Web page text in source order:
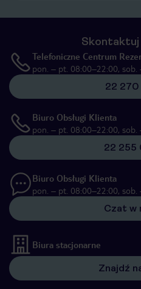
Skontaktuj
Telefoniczne Centrum
pon. – pt. 08:00–22:00, sob.
22 270
Biuro Obsługi Klienta
pon. – pt. 08:00–22:00, sob.
22 255
Biuro Obsługi Klienta
pon. – pt. 08:00–22:00, sob.
Czat w
Biura stacjonarne
Znajdź